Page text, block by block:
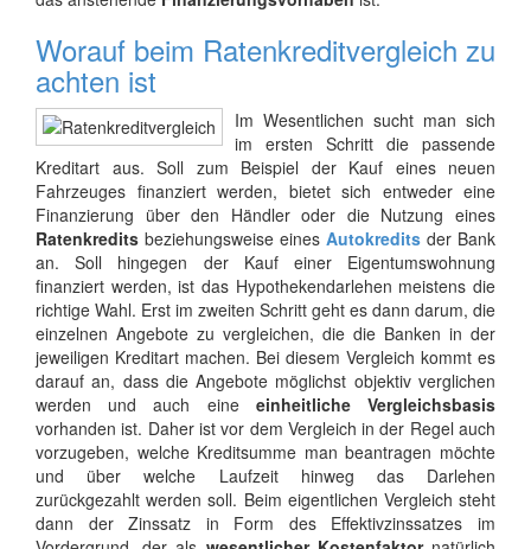
Worauf beim Ratenkreditvergleich zu
achten ist
Im Wesentlichen sucht man sich
im ersten Schritt die passende
Kreditart aus. Soll zum Beispiel der Kauf eines neuen
Fahrzeuges finanziert werden, bietet sich entweder eine
Finanzierung über den Händler oder die Nutzung eines
Ratenkredits beziehungsweise eines Autokredits der Bank
an. Soll hingegen der Kauf einer Eigentumswohnung
finanziert werden, ist das Hypothekendarlehen meistens die
richtige Wahl. Erst im zweiten Schritt geht es dann darum, die
einzelnen Angebote zu vergleichen, die die Banken in der
jeweiligen Kreditart machen. Bei diesem Vergleich kommt es
darauf an, dass die Angebote möglichst objektiv verglichen
werden und auch eine einheitliche Vergleichsbasis
vorhanden ist. Daher ist vor dem Vergleich in der Regel auch
vorzugeben, welche Kreditsumme man beantragen möchte
und über welche Laufzeit hinweg das Darlehen
zurückgezahlt werden soll. Beim eigentlichen Vergleich steht
dann der Zinssatz in Form des Effektivzinssatzes im